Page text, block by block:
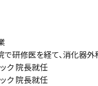
研修医を経て、消化器
ク 院長就任
ク 院長就任